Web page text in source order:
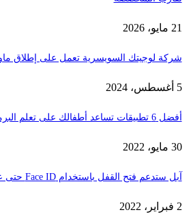
21 مايو، 2026
شركة لوجيتك السويسرية تعمل على إطلاق
5 أغسطس، 2024
أفضل 6 تطبيقات تساعد أطفالك على تعلم البرمجة وتعزيز مهاراتهم
30 مايو، 2022
آبل ستدعم فتح القفل باستخدام Face ID حتى عند ارتداء الكمامة
2 فبراير، 2022